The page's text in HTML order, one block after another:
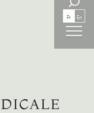
Fr En